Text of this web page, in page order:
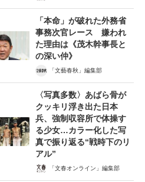
「本命」が破れた外務省
事務次官レース 嫌われ
た理由は《茂木幹事長と
の深い仲》
「文藝春秋」編集部
〈写真多数〉あばら骨が
クッキリ浮き出た日本
兵、強制収容所で体操す
る少女…カラー化した写
真で振り返る“戦時下のリ
アル”
「文春オンライン」編集部